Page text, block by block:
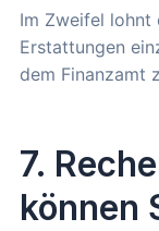
Im Zweifel lohnt
Erstattungen
dem Finanzamt
7.
können